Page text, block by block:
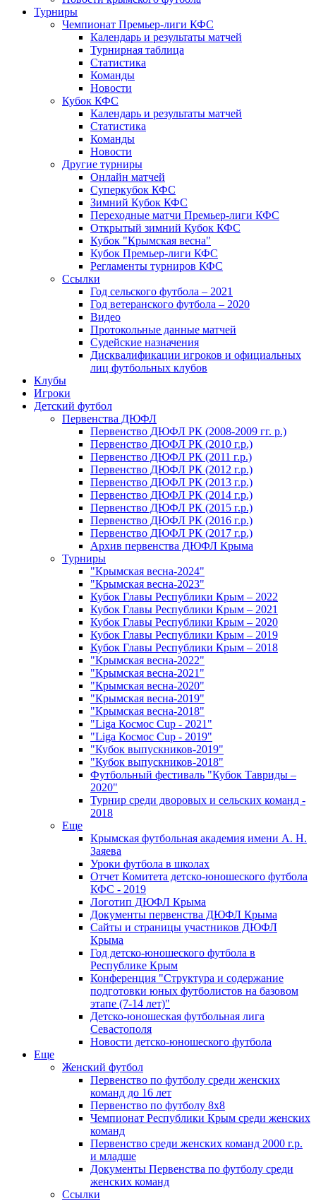
Турниры
Чемпионат Премьер-лиги КФС
Календарь и результаты матчей
Турнирная таблица
Статистика
Команды
Новости
Кубок КФС
Календарь и результаты матчей
Статистика
Команды
Новости
Другие турниры
Онлайн матчей
Суперкубок КФС
Зимний Кубок КФС
Переходные матчи Премьер-лиги КФС
Открытый зимний Кубок КФС
Кубок "Крымская весна"
Кубок Премьер-лиги КФС
Регламенты турниров КФС
Ссылки
Год сельского футбола – 2021
Год ветеранского футбола – 2020
Видео
Протокольные данные матчей
Судейские назначения
Дисквалификации игроков и официальных
лиц футбольных клубов
Клубы
Игроки
Детский футбол
Первенства ДЮФЛ
Первенство ДЮФЛ РК (2008-2009 гг. р.)
Первенство ДЮФЛ РК (2010 г.р.)
Первенство ДЮФЛ РК (2011 г.р.)
Первенство ДЮФЛ РК (2012 г.р.)
Первенство ДЮФЛ РК (2013 г.р.)
Первенство ДЮФЛ РК (2014 г.р.)
Первенство ДЮФЛ РК (2015 г.р.)
Первенство ДЮФЛ РК (2016 г.р.)
Первенство ДЮФЛ РК (2017 г.р.)
Архив первенства ДЮФЛ Крыма
Турниры
"Крымская весна-2024"
"Крымская весна-2023"
Кубок Главы Республики Крым – 2022
Кубок Главы Республики Крым – 2021
Кубок Главы Республики Крым – 2020
Кубок Главы Республики Крым – 2019
Кубок Главы Республики Крым – 2018
"Крымская весна-2022"
"Крымская весна-2021"
"Крымская весна-2020"
"Крымская весна-2019"
"Крымская весна-2018"
"Liga Космос Cup - 2021"
"Liga Космос Cup - 2019"
"Кубок выпускников-2019"
"Кубок выпускников-2018"
Футбольный фестиваль "Кубок Тавриды –
2020"
Турнир среди дворовых и сельских команд -
2018
Еще
Крымская футбольная академия имени А. Н.
Заяева
Уроки футбола в школах
Отчет Комитета детско-юношеского футбола
КФС - 2019
Логотип ДЮФЛ Крыма
Документы первенства ДЮФЛ Крыма
Сайты и страницы участников ДЮФЛ
Крыма
Год детско-юношеского футбола в
Республике Крым
Конференция "Структура и содержание
подготовки юных футболистов на базовом
этапе (7-14 лет)"
Детско-юношеская футбольная лига
Севастополя
Новости детско-юношеского футбола
Еще
Женский футбол
Первенство по футболу среди женских
команд до 16 лет
Первенство по футболу 8х8
Чемпионат Республики Крым среди женских
команд
Первенство среди женских команд 2000 г.р.
и младше
Документы Первенства по футболу среди
женских команд
Ссылки